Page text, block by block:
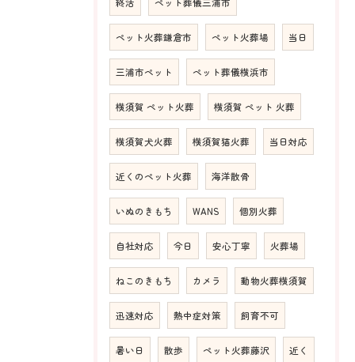
ペット火葬鎌倉市 ペット火葬場 当日
三浦市ペット ペット葬儀横浜市
横須賀 ペット火葬 横須賀 ペット 火葬
横須賀犬火葬 横須賀猫火葬 当日対応
近くのペット火葬 海洋散骨
いぬのきもち WANS 個別火葬
自社対応 今日 安心丁寧 火葬場
ねこのきもち カメラ 動物火葬横須賀
迅速対応 熱中症対策 飼育不可
暑い日 散歩 ペット火葬藤沢 近く